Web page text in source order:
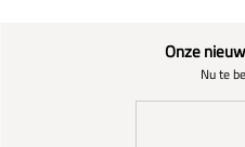
Onze
Nu te